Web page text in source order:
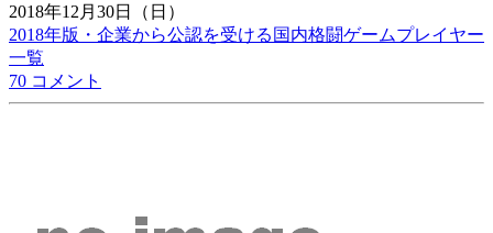
2018年12月30日（日）
2018年版・企業から公認を受ける国内格闘ゲームプレイヤー
一覧
70 コメント